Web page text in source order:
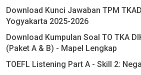
Download Kunci Jawaban TPM
Yogyakarta 2025-2026
Download Kumpulan Soal TO TKA
(Paket A & B) - Mapel Lengkap
TOEFL Listening Part A - Skill 2: